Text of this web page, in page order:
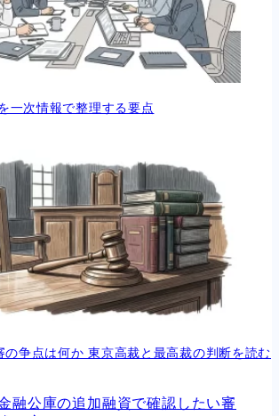
一次情報で整理する要点
の争点は何か 東京高裁と最高裁の判断を読む